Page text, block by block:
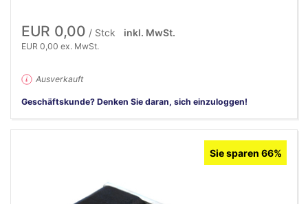
EUR 0,00 / Stck inkl. MwSt.
EUR 0,00 ex. MwSt.
Ausverkauft
Geschäftskunde? Denken Sie daran, sich einzuloggen!
Sie sparen 66%